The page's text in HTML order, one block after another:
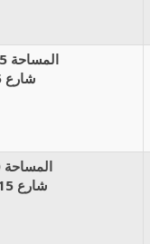
المساحة 594.5م
شارع 15
المساحة 900م
شارع 15*10